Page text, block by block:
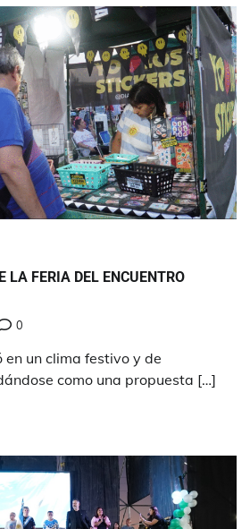
LA FERIA DEL ENCUENTRO
0
un clima festivo y de
como una propuesta […]